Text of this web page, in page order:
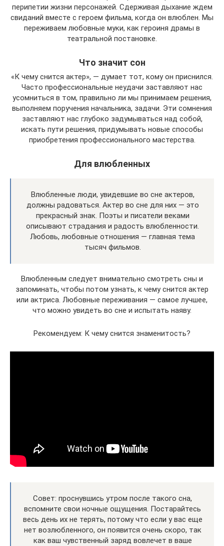
перипетии жизни персонажей. Сдерживая дыхание ждем
свиданий вместе с героем фильма, когда он влюблен. Мы
переживаем любовные муки, как героиня драмы в
театральной постановке.
Что значит сон
«К чему снится актер», — думает тот, кому он приснился.
Часто профессиональные неудачи заставляют нас
усомниться в том, правильно ли мы принимаем решения,
выполняем поручения начальника, задачи. Эти сомнения
заставляют нас глубоко задумываться над собой,
искать пути решения, придумывать новые способы
приобретения профессионального мастерства.
Для влюбленных
Влюбленные люди, увидевшие во сне актеров,
должны радоваться. Актер во сне для них — это
прекрасный знак. Поэты и писатели веками
описывают страдания и радость влюбленности.
Любовь, любовные отношения — главная тема
тысяч фильмов.
Влюбленным следует внимательно смотреть сны и
запоминать, чтобы потом узнать, к чему снится актер
или актриса. Любовные переживания — самое лучшее,
что можно увидеть во сне и испытать наяву.
Рекомендуем: К чему снится знаменитость?
Совет: проснувшись утром после такого сна,
вспомните свои ночные ощущения. Постарайтесь
весь день их не терять, потому что если у вас еще
нет возлюбленного, он появится очень скоро, так
как ваш чувственный заряд вовлечет в ваше